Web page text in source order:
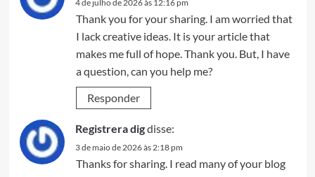
4 de julho de 2026 às 12:16 pm
Thank you for your sharing. I am worried that
I lack creative ideas. It is your article that
makes me full of hope. Thank you. But, I have
a question, can you help me?
Responder
Registrera digdisse:
3 de maio de 2026 às 2:18 pm
Thanks for sharing. I read many of your blog